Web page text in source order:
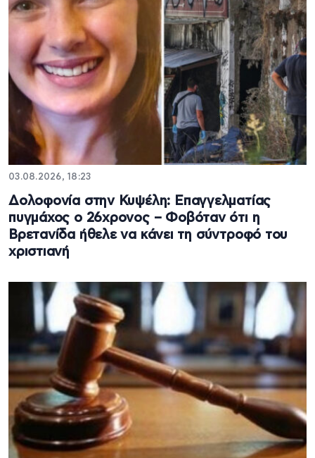
03.08.2026, 18:23
Δολοφονία στην Κυψέλη: Επαγγελματίας
πυγμάχος ο 26χρονος – Φοβόταν ότι η
Βρετανίδα ήθελε να κάνει τη σύντροφό του
χριστιανή